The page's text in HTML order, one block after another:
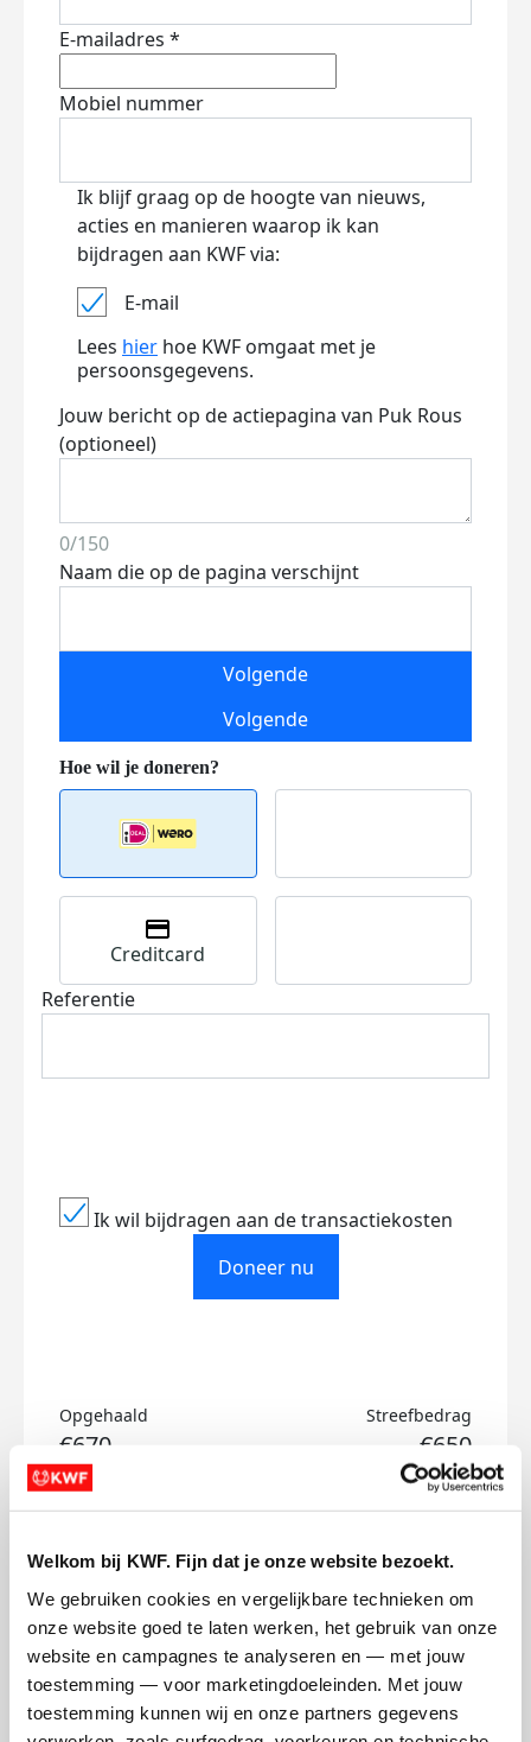
Welkom bij KWF. Fijn dat je onze website bezoekt.
We gebruiken cookies en vergelijkbare technieken om
onze website goed te laten werken, het gebruik van onze
website en campagnes te analyseren en — met jouw
toestemming — voor marketingdoeleinden. Met jouw
toestemming kunnen wij en onze partners gegevens
E-mailadres *
Mobiel nummer
Ik blijf graag op de hoogte van nieuws,
acties en manieren waarop ik kan
bijdragen aan KWF via:
E-mail
Lees hier hoe KWF omgaat met je
persoonsgegevens.
Jouw bericht op de actiepagina van Puk Rous
(optioneel)
0/150
Naam die op de pagina verschijnt
Volgende
Volgende
Creditcard
Referentie
Ik wil bijdragen aan de transactiekosten
Doneer nu
Opgehaald
€670
Streefbedrag
€650
Doneer
Puk's badges